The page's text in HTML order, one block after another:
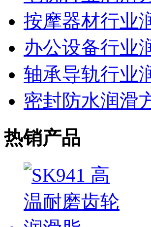
按摩器材行业
办公设备行业
轴承导轨行业
密封防水润滑
热销产品